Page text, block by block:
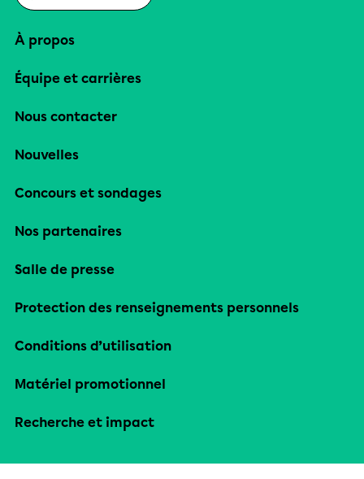
À propos
Équipe et carrières
Nous contacter
Nouvelles
Concours et sondages
Nos partenaires
Salle de presse
Protection des renseignements personnels
Conditions d’utilisation
Matériel promotionnel
Recherche et impact